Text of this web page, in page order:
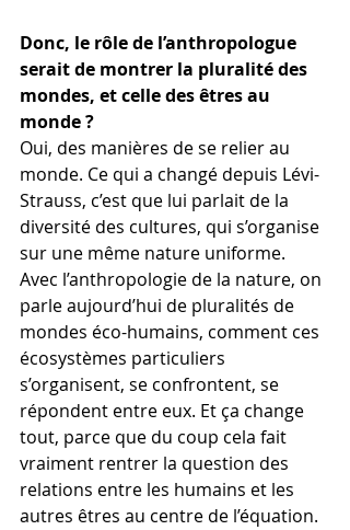
Donc, le rôle de l’anthropologue
serait de montrer la pluralité des
mondes, et celle des êtres au
monde ?
Oui, des manières de se relier au
monde. Ce qui a changé depuis Lévi-
Strauss, c’est que lui parlait de la
diversité des cultures, qui s’organise
sur une même nature uniforme.
Avec l’anthropologie de la nature, on
parle aujourd’hui de pluralités de
mondes éco-humains, comment ces
écosystèmes particuliers
s’organisent, se confrontent, se
répondent entre eux. Et ça change
tout, parce que du coup cela fait
vraiment rentrer la question des
relations entre les humains et les
autres êtres au centre de l’équation.